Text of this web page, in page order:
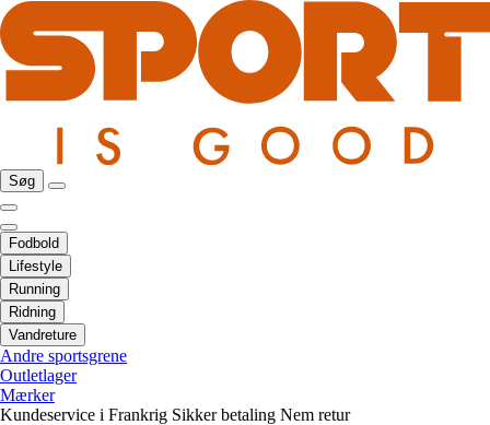
Søg
Fodbold
Lifestyle
Running
Ridning
Vandreture
Andre sportsgrene
Outletlager
Mærker
Kundeservice i Frankrig Sikker betaling Nem retur